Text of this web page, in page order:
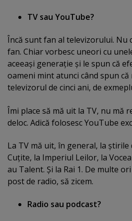
TV sau YouTube?
Încă sunt fan al televizorului. Nu
fan. Chiar vorbesc uneori cu
aceeaşi generaţie şi le spun că
oameni mint atunci când spun că
televizorul de cinci ani, de
Îmi place să mă uit la TV, nu mă
deloc. Adică folosesc YouTube
La TV mă uit, în general, la ştirile
Cuţite, la Imperiul Leilor, la
au Talent. Şi la Rai 1. De multe
post de radio, să zicem.
Radio sau podcast?